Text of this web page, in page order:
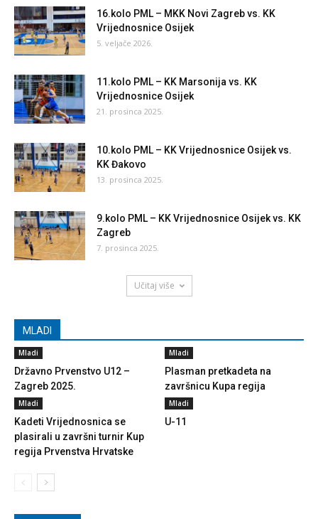
16.kolo PML – MKK Novi Zagreb vs. KK
Vrijednosnice Osijek
5. veljače 2026.
11.kolo PML – KK Marsonija vs. KK
Vrijednosnice Osijek
21. prosinca 2025.
10.kolo PML – KK Vrijednosnice Osijek vs.
KK Đakovo
13. prosinca 2025.
9.kolo PML – KK Vrijednosnice Osijek vs. KK
Zagreb
7. prosinca 2025.
Učitaj više
MLADI
Mladi
Državno Prvenstvo U12 –
Zagreb 2025.
Mladi
Plasman pretkadeta na
završnicu Kupa regija
Mladi
Kadeti Vrijednosnica se
plasirali u završni turnir Kup
regija Prvenstva Hrvatske
Mladi
U-11